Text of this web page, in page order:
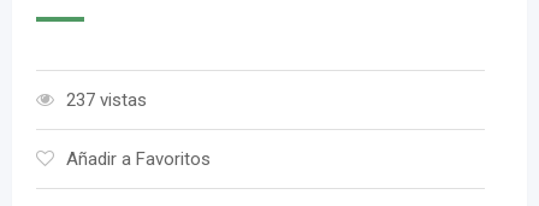
237 vistas
Añadir a Favoritos